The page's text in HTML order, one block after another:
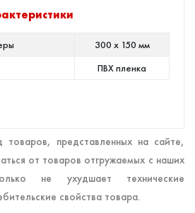
300 х 150 мм
ПВХ пленка
представленных на сайте,
от товаров отгружаемых с наших
не ухудшает технические
свойства товара.